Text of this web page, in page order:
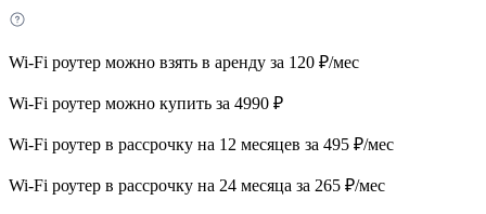
Wi-Fi роутер можно взять в аренду за 120 ₽/мес
Wi-Fi роутер можно купить за 4990 ₽
Wi-Fi роутер в рассрочку на 12 месяцев за 495 ₽/мес
Wi-Fi роутер в рассрочку на 24 месяца за 265 ₽/мес